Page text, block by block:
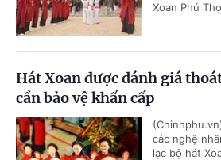
Xoan Phú
Hát Xoan được đánh giá
cần bảo vệ khẩn cấp
các nghệ
lạc bộ hát